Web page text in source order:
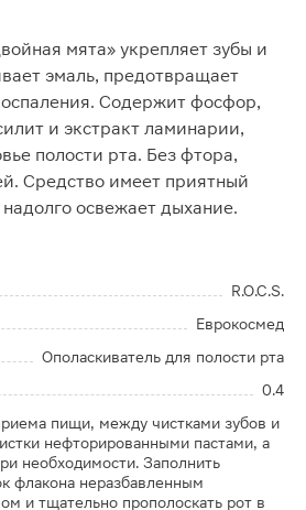
мята» укрепляет зубы и
эмаль, предотвращает
Содержит фосфор,
и экстракт ламинарии,
полости рта. Без фтора,
Средство имеет приятный
освежает дыхание.
R.O.C.S.
Еврокосмед
Ополаскиватель для полости рта
0.4
пищи, между чистками зубов и
нефторированными пастами, а
необходимости. Заполнить
флакона неразбавленным
и тщательно прополоскать рот в